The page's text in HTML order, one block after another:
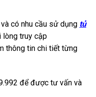
có nhu cầu sử dụng tủ
lòng truy cập
thông tin chi tiết từng
để được tư vấn và